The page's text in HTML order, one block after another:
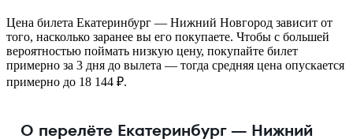
Цена билета Екатеринбург — Нижний Новгород зависит от
того, насколько заранее вы его покупаете. Чтобы с большей
вероятностью поймать низкую цену, покупайте билет
примерно за 3 дня до вылета — тогда средняя цена опускается
примерно до 18 144 ₽.
О перелёте Екатеринбург — Нижний